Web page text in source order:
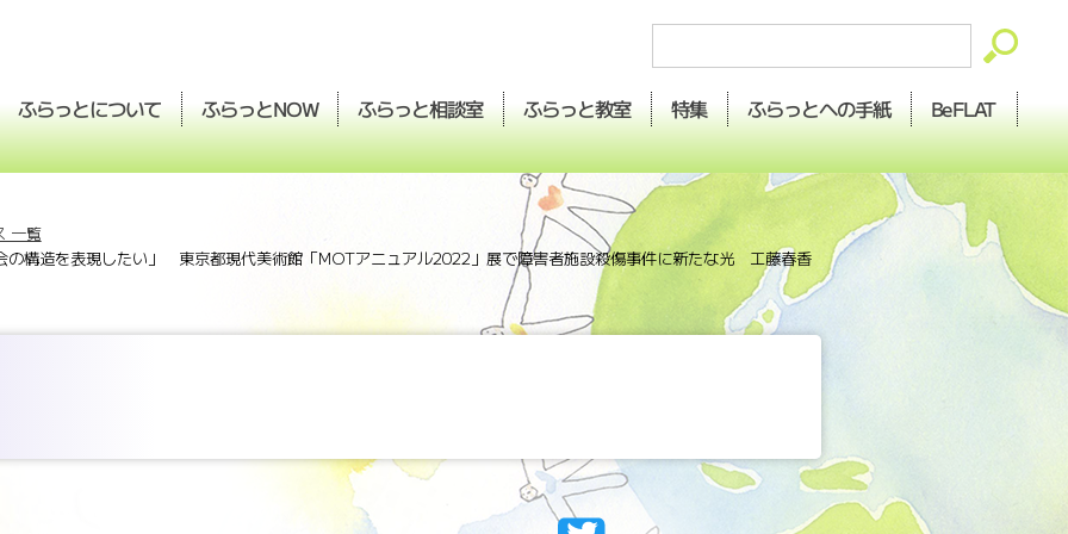
ふらっとについて ふらっとNOW ふらっと相談室 ふらっと教室 特集 ふらっとへの手紙 BeFLAT
一覧
の構造を表現したい」 東京都現代美術館「MOTアニュアル2022」展で障害者施設殺傷事件に新たな光 工藤春香